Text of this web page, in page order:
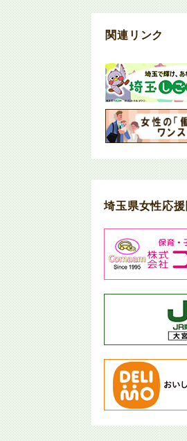
関連リンク
埼玉県女性応